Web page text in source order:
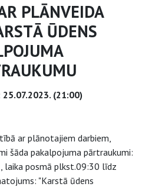
PLĀNVEIDA
ŪDENS
(21:00)
ar plānotajiem darbiem,
šāda pakalpojuma pārtraukumi:
laika posmā plkst.09:30 līdz
"Karstā ūdens